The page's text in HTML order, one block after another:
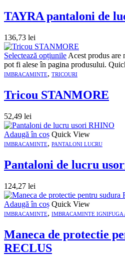
TAYRA pantaloni de
136,73 lei
Selectează opțiunile Acest produs
pot fi alese în pagina produsului.
IMBRACAMINTE, TRICOURI
Tricou STANMORE
52,49 lei
Adaugă în coș Quick View
IMBRACAMINTE, PANTALONI LUCRU
Pantaloni de lucru
124,27 lei
Adaugă în coș Quick View
IMBRACAMINTE, IMBRACAMINTE IGNIFUGA
Maneca de protectie
RECLUS